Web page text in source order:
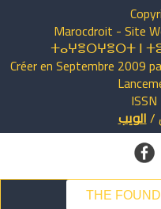
Marocdroit - Site
ⵜⴰⵖⴻⵔⵖⴻⵔⵜ ⵏ
Créer en Septembre 2009
/الويب